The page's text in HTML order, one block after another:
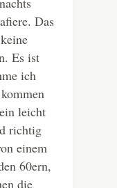
Das
Es ist
ich
leicht
richtig
einem
60ern,
die